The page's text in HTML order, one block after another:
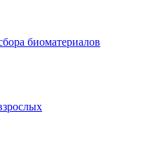
биоматериалов